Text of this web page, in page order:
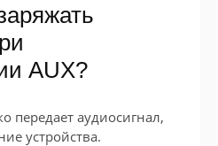
AUX?
передает аудиосигнал,
устройства.